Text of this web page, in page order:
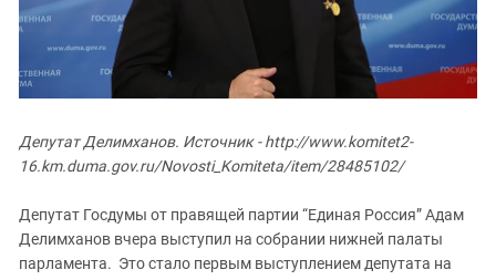
СКФО
Ставропольский край
Южный Кавказ
Депутат Делимханов. Источник - http://www.komitet2-
16.km.duma.gov.ru/Novosti_Komiteta/item/28485102/
Депутат Госдумы от правящей партии “Единая Россия” Адам
Делимханов вчера выступил на собрании нижней палаты
парламента. Это стало первым выступлением депутата на